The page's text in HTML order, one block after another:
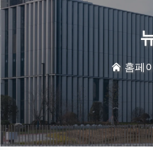
홈페